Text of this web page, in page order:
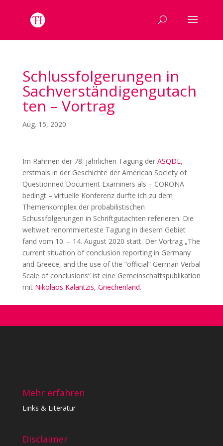
Schlussfolgerungen in
Sachverständigengutach
ten – Vortrag
Aug. 15, 2020
Im Rahmen der 78. jährlichen Tagung der ASQDE,
erstmals in der Geschichte der American Society of
Questionned Document Examiners als – CORONA
bedingt – virtuelle Konferenz durfte ich zu dem
Themenkomplex der probabilistischen
Schussfolgerungen in Schriftgutachten referieren. Die
weltweit renommierteste Tagung in diesem Gebiet
fand vom 10. – 14. August 2020 statt. Der Vortrag „The
current situation of conclusion reporting in Germany
and Greece, and the use of the “official” German Verbal
Scale of conclusions“ ist eine Gemeinschaftspublikation
mit Nikolaos Kalantzis, Griechenland.
Mehr erfahren
Links & Literatur
Disclaimer